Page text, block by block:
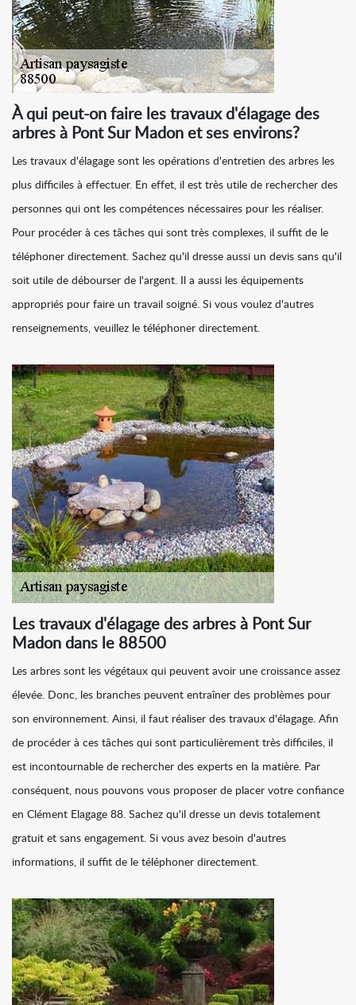
À qui peut-on faire les travaux d'élagage des
arbres à Pont Sur Madon et ses environs?
Les travaux d'élagage sont les opérations d'entretien des arbres les
plus difficiles à effectuer. En effet, il est très utile de rechercher des
personnes qui ont les compétences nécessaires pour les réaliser.
Pour procéder à ces tâches qui sont très complexes, il suffit de le
téléphoner directement. Sachez qu'il dresse aussi un devis sans qu'il
soit utile de débourser de l'argent. Il a aussi les équipements
appropriés pour faire un travail soigné. Si vous voulez d'autres
renseignements, veuillez le téléphoner directement.
Les travaux d'élagage des arbres à Pont Sur
Madon dans le 88500
Les arbres sont les végétaux qui peuvent avoir une croissance assez
élevée. Donc, les branches peuvent entraîner des problèmes pour
son environnement. Ainsi, il faut réaliser des travaux d'élagage. Afin
de procéder à ces tâches qui sont particulièrement très difficiles, il
est incontournable de rechercher des experts en la matière. Par
conséquent, nous pouvons vous proposer de placer votre confiance
en Clément Elagage 88. Sachez qu'il dresse un devis totalement
gratuit et sans engagement. Si vous avez besoin d'autres
informations, il suffit de le téléphoner directement.